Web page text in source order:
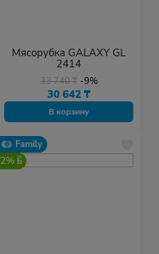
Мясорубка GALAXY GL
2414
33 740₸ -9%
30 642₸
В корзину
Family
2%